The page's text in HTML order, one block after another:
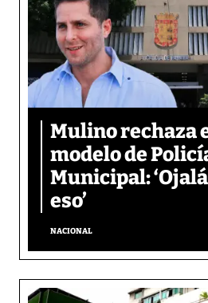
Mulino rechaza
modelo de
Municipal:
eso’
NACIONAL